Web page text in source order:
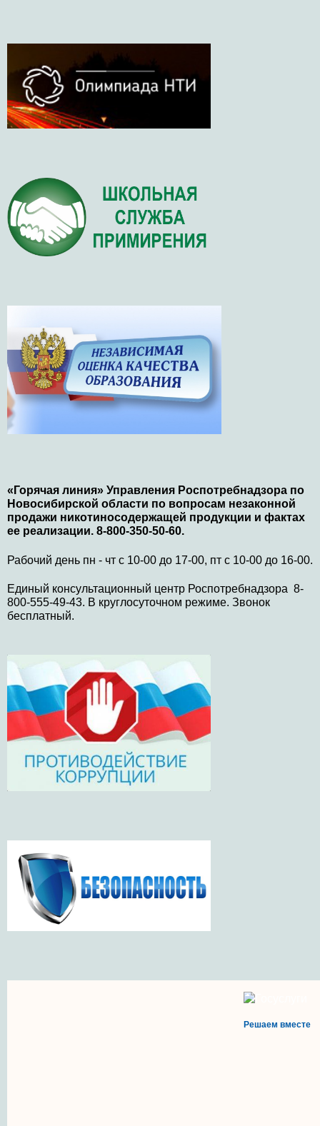
«Горячая линия» Управления Роспотребнадзора по
Новосибирской области по вопросам незаконной
продажи никотиносодержащей продукции и фактах
ее реализации. 8-800-350-50-60.
Рабочий день пн - чт с 10-00 до 17-00, пт с 10-00 до 16-00.
Единый консультационный центр Роспотребнадзора 8-
800-555-49-43. В круглосуточном режиме. Звонок
бесплатный.
Решаем вместе